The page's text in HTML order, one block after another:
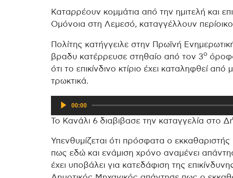
Καταρρέουν κομμάτια από την ημιτελή και
Ομόνοια στη Λεμεσό, καταγγέλλουν
Πολίτης κατήγγειλε στην Πρωϊνή
βραδυ κατέρρευσε στηθαίο από τον 3ο
ότι το επικίνδινο κτίριο έχει καταληφθεί
τρωκτικά.
Πρόγραμμα
Ήχου
00:00
Το Κανάλι 6 διαβιβασε την καταγγελία στο
Υπενθυμίζεται ότι πρόσφατα ο
πως εδώ και ενάμιση χρόνο αναμένει
έχει υποβάλει για κατεδάφιση της